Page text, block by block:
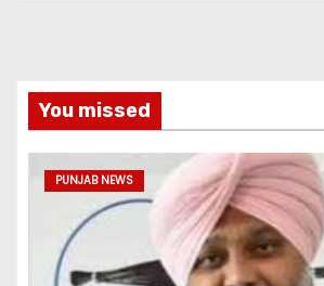
You missed
PUNJAB NEWS